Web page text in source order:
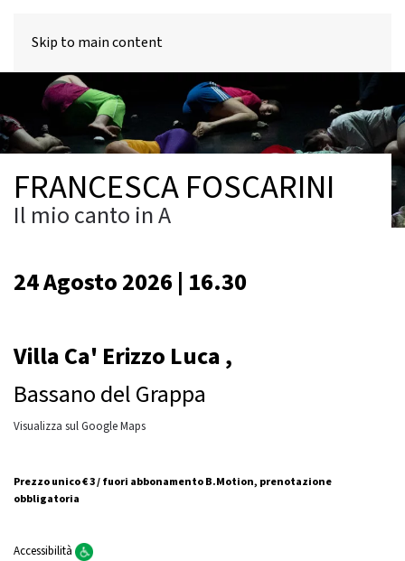
Skip to main content
FRANCESCA FOSCARINI
Il mio canto in A
24 Agosto 2026 | 16.30
Villa Ca' Erizzo Luca ,
Bassano del Grappa
Visualizza sul Google Maps
Prezzo unico € 3 / fuori abbonamento B.Motion, prenotazione
obbligatoria
Accessibilità